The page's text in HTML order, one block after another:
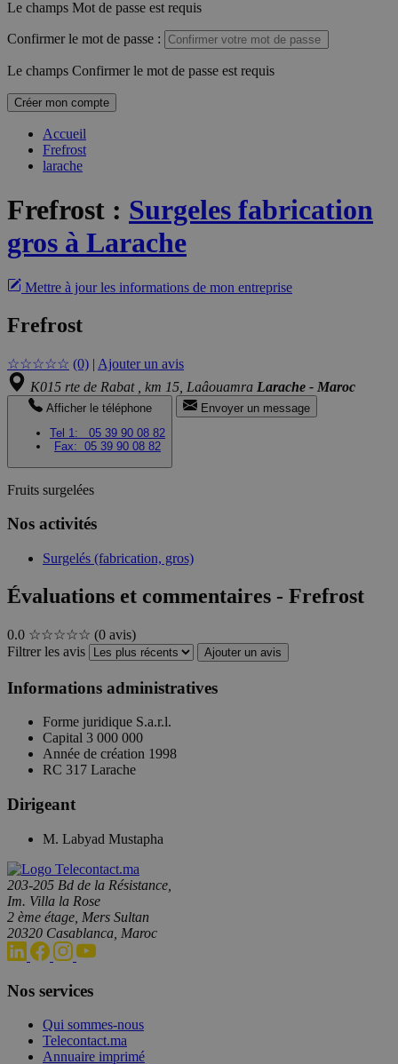
Le champs Mot de passe est requis
Confirmer le mot de passe :
Le champs Confirmer le mot de passe est requis
Créer mon compte
Accueil
Frefrost
larache
Frefrost : Surgeles fabrication
gros à Larache
Mettre à jour les informations de mon entreprise
Frefrost
☆☆☆☆☆ (0) | Ajouter un avis
K015 rte de Rabat , km 15, Laâouamra Larache - Maroc
Afficher le téléphone
Tel 1:
05 39 90 08 82
Fax: 05 39 90 08 82
Envoyer un message
Fruits surgelées
Nos activités
Surgelés (fabrication, gros)
Évaluations et commentaires - Frefrost
0.0 ☆☆☆☆☆ (0 avis)
Filtrer les avis
Ajouter un avis
Informations administratives
Forme juridique S.a.r.l.
Capital 3 000 000
Année de création 1998
RC 317 Larache
Dirigeant
M. Labyad Mustapha
203-205 Bd de la Résistance,
Im. Villa la Rose
2 ème étage, Mers Sultan
20320 Casablanca, Maroc
Nos services
Qui sommes-nous
Telecontact.ma
Annuaire imprimé